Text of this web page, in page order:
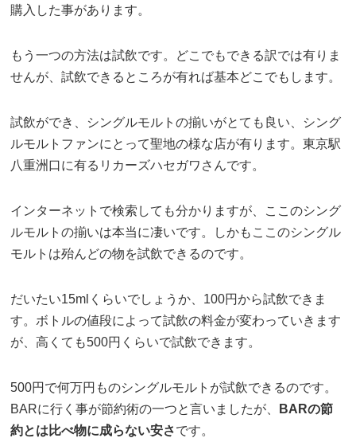
購入した事があります。
もう一つの方法は試飲です。どこでもできる訳では有りま
せんが、試飲できるところが有れば基本どこでもします。
試飲ができ、シングルモルトの揃いがとても良い、シング
ルモルトファンにとって聖地の様な店が有ります。東京駅
八重洲口に有るリカーズハセガワさんです。
インターネットで検索しても分かりますが、ここのシング
ルモルトの揃いは本当に凄いです。しかもここのシングル
モルトは殆んどの物を試飲できるのです。
だいたい15mlくらいでしょうか、100円から試飲できま
す。ボトルの値段によって試飲の料金が変わっていきます
が、高くても500円くらいで試飲できます。
500円で何万円ものシングルモルトが試飲できるのです。
BARに行く事が節約術の一つと言いましたが、
BARの節
約とは比べ物に成らない安さです。